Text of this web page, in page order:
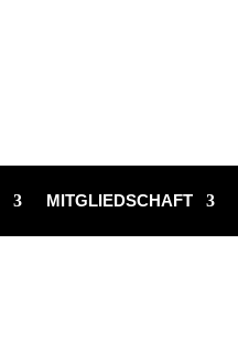
MITGLIEDSCHAFT